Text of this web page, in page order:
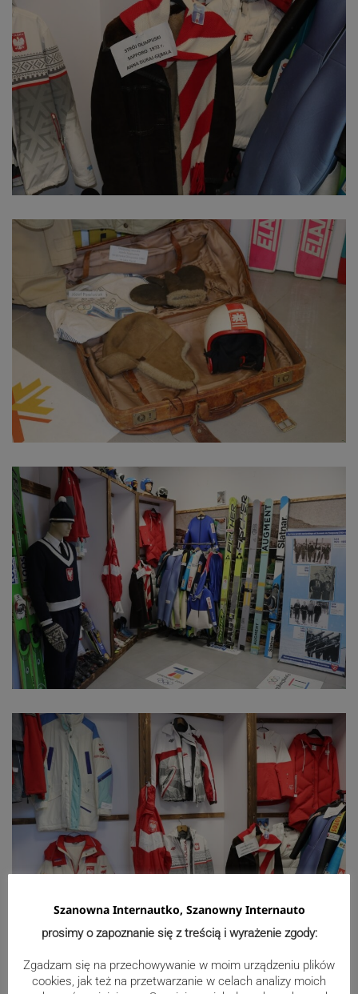
Szanowna Internautko, Szanowny Internauto
prosimy o zapoznanie się z treścią i wyrażenie zgody:
Zgadzam się na przechowywanie w moim urządzeniu plików
cookies, jak też na przetwarzanie w celach analizy moich